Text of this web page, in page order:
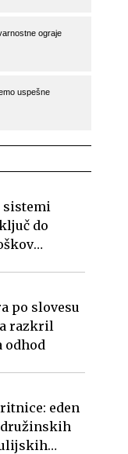
do
po slovesu
razkril
odhod
eden